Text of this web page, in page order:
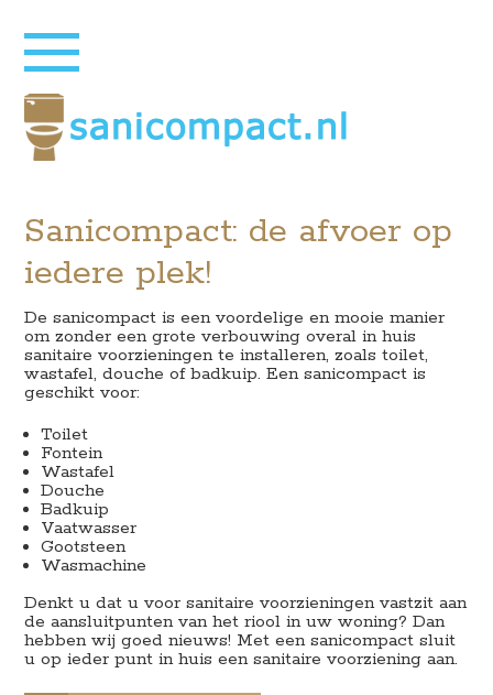
Sanicompact: de afvoer op
iedere plek!
De sanicompact is een voordelige en mooie manier
om zonder een grote verbouwing overal in huis
sanitaire voorzieningen te installeren, zoals toilet,
wastafel, douche of badkuip. Een sanicompact is
geschikt voor:
Toilet
Fontein
Wastafel
Douche
Badkuip
Vaatwasser
Gootsteen
Wasmachine
Denkt u dat u voor sanitaire voorzieningen vastzit aan
de aansluitpunten van het riool in uw woning? Dan
hebben wij goed nieuws! Met een sanicompact sluit
u op ieder punt in huis een sanitaire voorziening aan.